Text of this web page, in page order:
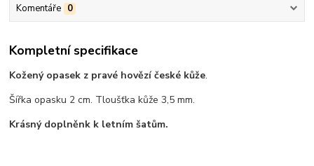
Komentáře 0
Kompletní specifikace
Kožený opasek z pravé hovězí české kůže.
Šířka opasku 2 cm. Tloušťka kůže 3,5 mm.
Krásný doplněnk k letním šatům.